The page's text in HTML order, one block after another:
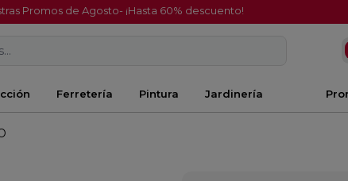
Promos de Agosto- ¡Hasta 60% descuento!
Ferretería Pintura Jardinería